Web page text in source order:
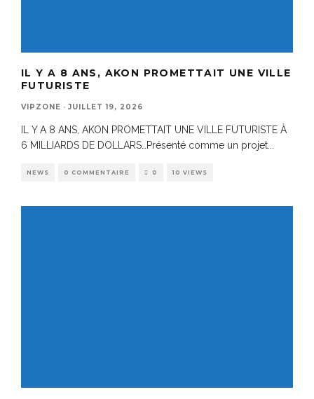
IL Y A 8 ANS, AKON PROMETTAIT UNE VILLE
FUTURISTE
VIPZONE · JUILLET 19, 2026
IL Y A 8 ANS, AKON PROMETTAIT UNE VILLE FUTURISTE À
6 MILLIARDS DE DOLLARS…Présenté comme un projet...
NEWS 0 COMMENTAIRE 0 10 VIEWS